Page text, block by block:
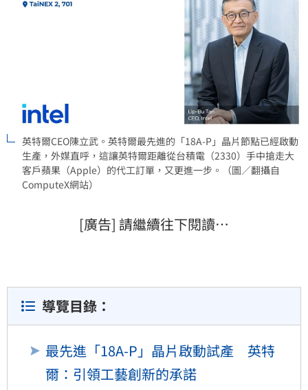
英特爾CEO陳立武。英特爾最先進的「18A-P」晶片節點已經啟動
生產，外媒直呼，這讓英特爾距離從台積電（2330）手中搶走大
客戶蘋果（Apple）的代工訂單，又更進一步。（圖／翻攝自
ComputeX網站）
[廣告] 請繼續往下閱讀…
導覽目錄：
最先進「18A-P」晶片啟動試產 英特
爾：引領工藝創新的承諾